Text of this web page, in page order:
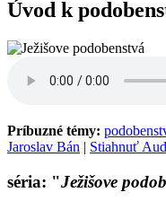
Úvod k
Príbuzné témy:
Jaroslav Bán | Stiahnuť
séria: "Ježišove